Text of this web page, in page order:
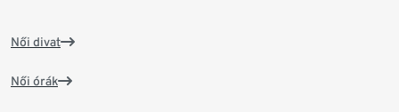
Női divat
Női órák